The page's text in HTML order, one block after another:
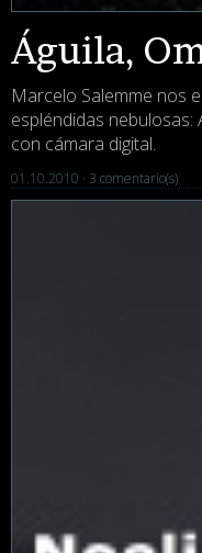
Águila,
Marcelo Salemme nos
espléndidas nebulosas:
con cámara digital.
01.10.2010 · 3 comentario(s)